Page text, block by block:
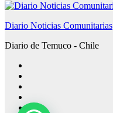
Diario Noticias Comunitarias
Diario de Temuco - Chile